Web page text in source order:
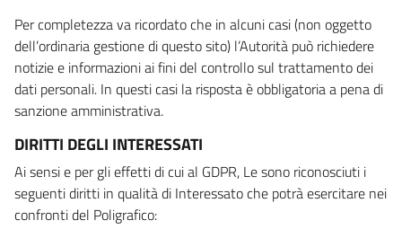
Per completezza va ricordato che in alcuni casi (non oggetto
dell’ordinaria gestione di questo sito) l’Autorità può richiedere
notizie e informazioni ai fini del controllo sul trattamento dei
dati personali. In questi casi la risposta è obbligatoria a pena di
sanzione amministrativa.
DIRITTI DEGLI INTERESSATI
Ai sensi e per gli effetti di cui al GDPR, Le sono riconosciuti i
seguenti diritti in qualità di Interessato che potrà esercitare nei
confronti del Poligrafico: